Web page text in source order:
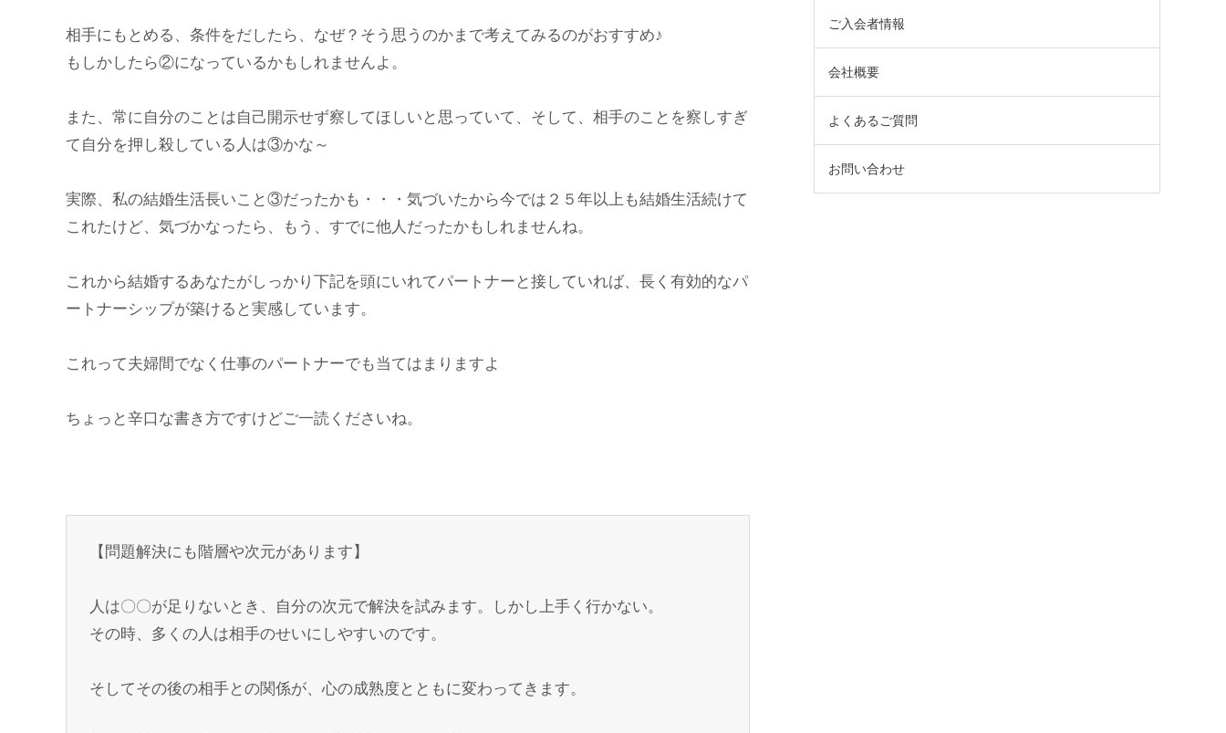
相手にもとめる、条件をだしたら、なぜ？そう思うのかまで考えてみるのがおすすめ♪
もしかしたら②になっているかもしれませんよ。
また、常に自分のことは自己開示せず察してほしいと思っていて、そして、相手のことを察しすぎ
て自分を押し殺している人は③かな～
実際、私の結婚生活長いこと③だったかも・・・気づいたから今では２５年以上も結婚生活続けて
これたけど、気づかなったら、もう、すでに他人だったかもしれませんね。
これから結婚するあなたがしっかり下記を頭にいれてパートナーと接していれば、長く有効的なパ
ートナーシップが築けると実感しています。
これって夫婦間でなく仕事のパートナーでも当てはまりますよ
ちょっと辛口な書き方ですけどご一読くださいね。
【問題解決にも階層や次元があります】
人は〇〇が足りないとき、自分の次元で解決を試みます。しかし上手く行かない。
その時、多くの人は相手のせいにしやすいのです。
そしてその後の相手との関係が、心の成熟度とともに変わってきます。
ご入会者情報
会社概要
よくあるご質問
お問い合わせ